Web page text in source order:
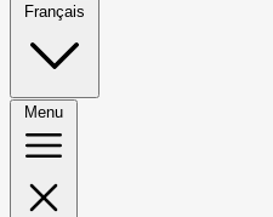
Français
Menu